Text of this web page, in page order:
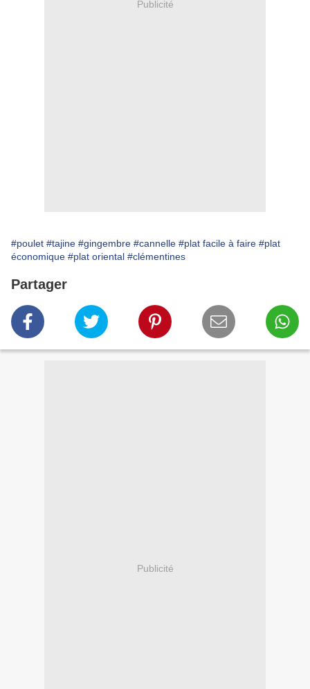
Publicité
#poulet #tajine #gingembre #cannelle #plat facile à faire #plat
économique #plat oriental #clémentines
Partager
Publicité